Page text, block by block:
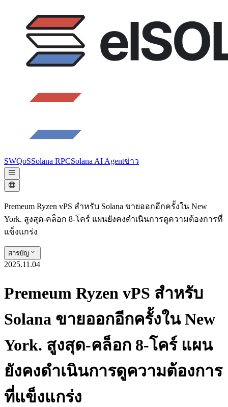
SWQoSSolana RPCSolana AI Agentข่าว
Premeum Ryzen vPS สําหรับ Solana ขายออกอีกครั้งใน New
York. สูงสุด-คล็อก 8-โคร์ แผนยังคงดําเนินการดูความต้องการที่
แข็งแกร่ง
สารบัญ
2025.11.04
Premeum Ryzen vPS สําหรับ
Solana ขายออกอีกครั้งใน New
York. สูงสุด-คล็อก 8-โคร์ แผน
ยังคงดําเนินการดูความต้องการ
ที่แข็งแกร่ง